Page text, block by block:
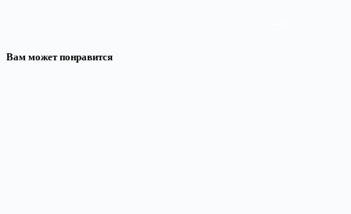
Вам может понравится